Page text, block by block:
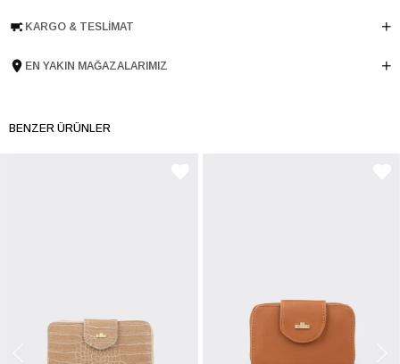
Ürün Cinsi
Cüzdan
KARGO & TESLIMAT
EN YAKIN MAĞAZALARIMIZ
BENZER ÜRÜNLER